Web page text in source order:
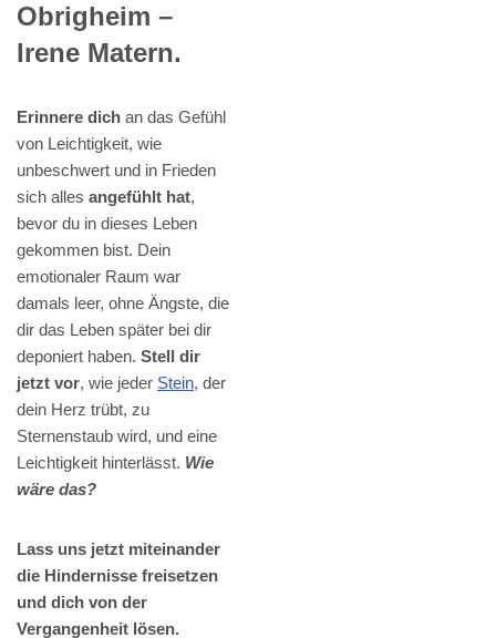
Obrigheim –
Irene Matern.
Erinnere dich an das Gefühl
von Leichtigkeit, wie
unbeschwert und in Frieden
sich alles angefühlt hat,
bevor du in dieses Leben
gekommen bist. Dein
emotionaler Raum war
damals leer, ohne Ängste, die
dir das Leben später bei dir
deponiert haben. Stell dir
jetzt vor, wie jeder Stein, der
dein Herz trübt, zu
Sternenstaub wird, und eine
Leichtigkeit hinterlässt. Wie
wäre das?
Lass uns jetzt miteinander
die Hindernisse freisetzen
und dich von der
Vergangenheit lösen.